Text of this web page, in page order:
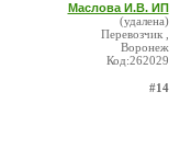
Маслова И.В. ИП
(удалена)
Перевозчик ,
Воронеж
Код:262029
#14